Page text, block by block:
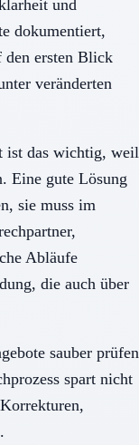
und
dokumentiert,
den ersten Blick
veränderten
ist das wichtig, weil
Eine gute Lösung
sie muss im
Abläufe
die auch über
sauber prüfen
spart nicht